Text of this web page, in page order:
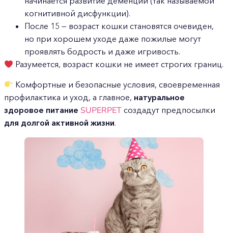
когнитивной дисфункции).
После 15 — возраст кошки становятся очевиден,
но при хорошем уходе даже пожилые могут
проявлять бодрость и даже игривость.
Разумеется, возраст кошки не имеет строгих границ.
Комфортные и безопасные условия, своевременная
профилактика и уход, а главное, натуральное
здоровое питание SUPERPET создадут предпосылки
для долгой активной жизни.